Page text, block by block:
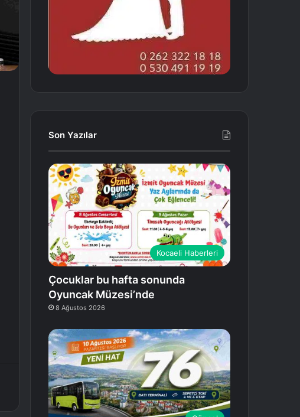
Son Yazılar
Kocaeli Haberleri
Çocuklar bu hafta sonunda
Oyuncak Müzesi’nde
8 Ağustos 2026